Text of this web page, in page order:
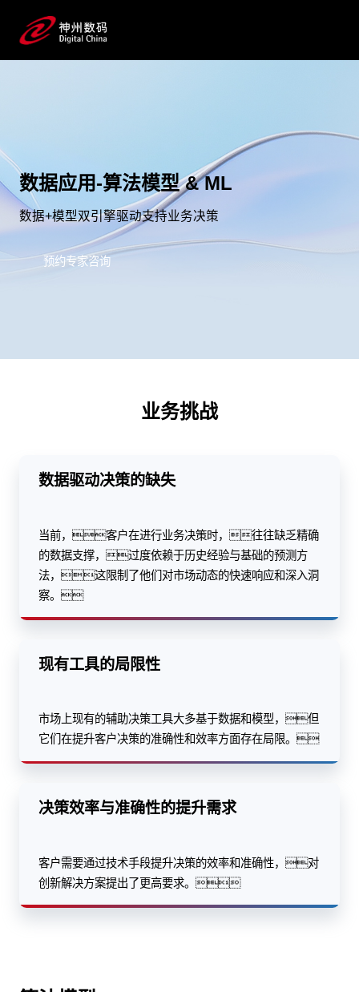
数据应用-算法模型 & ML
数据+模型双引擎驱动支持业务决策
预约专家咨询
业务挑战
数据驱动决策的缺失
当前，客户在进行业务决策时，往往缺乏精确
的数据支撑，过度依赖于历史经验与基础的预测方
法，这限制了他们对市场动态的快速响应和深入洞
察。
现有工具的局限性
市场上现有的辅助决策工具大多基于数据和模型，但
它们在提升客户决策的准确性和效率方面存在局限。
决策效率与准确性的提升需求
客户需要通过技术手段提升决策的效率和准确性，对
创新解决方案提出了更高要求。